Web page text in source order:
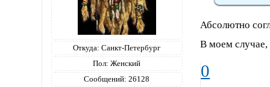
Откуда: Санкт-Петербург
Пол: Женский
Сообщений: 26128
Абсолютно
В моем случае,
0